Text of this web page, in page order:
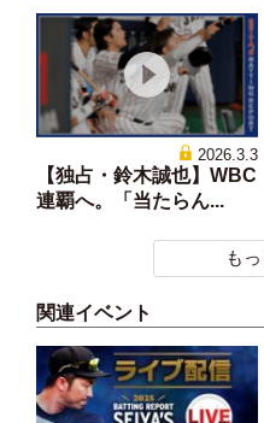
2026.3.3
【独占・鈴木誠也】WBC
連覇へ。「当たらん...
も
関連イベント